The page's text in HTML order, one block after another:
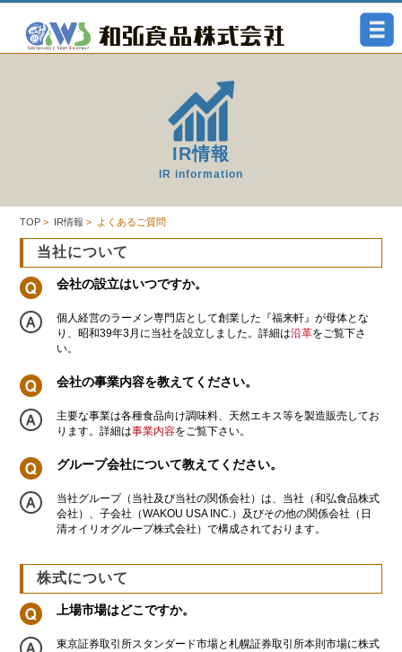
IR情報
IR information
TOP > IR情報 > よくあるご質問
当社について
会社の設立はいつですか。
個人経営のラーメン専門店として創業した『福来軒』が母体とな
り、昭和39年3月に当社を設立しました。詳細は沿革をご覧下さ
い。
会社の事業内容を教えてください。
主要な事業は各種食品向け調味料、天然エキス等を製造販売してお
ります。詳細は事業内容をご覧下さい。
グループ会社について教えてください。
当社グループ（当社及び当社の関係会社）は、当社（和弘食品株式
会社）、子会社（WAKOU USA INC.）及びその他の関係会社（日
清オイリオグループ株式会社）で構成されております。
株式について
上場市場はどこですか。
東京証券取引所スタンダード市場と札幌証券取引所本則市場に株式